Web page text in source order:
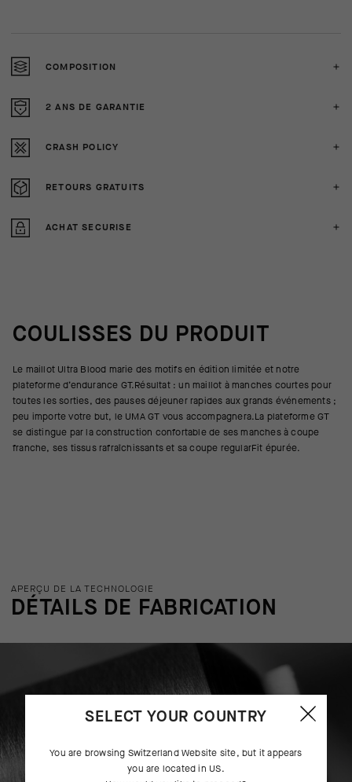
COMPOSITION
2 ANS DE GARANTIE
CRASH POLICY
RETOURS GRATUITS
ACHAT SECURISE
COULISSES DU PRODUIT
Le maillot Ultra Blood marie des motifs en édition limitée et notre
plateforme d’endurance GT.Résultat : un maillot à manches courtes pour
toutes les sorties, des pauses déjeuner rapides aux grands événements ;
peu importe votre but, le UMA GT vous accompagnera.La plateforme GT
se distingue par la construction confortable de ses manches à coupe
franche, ses tissus rafraîchissants et sa coupe regularFit épurée.
APERÇU DE LA TECHNOLOGIE
DÉTAILS DE FABRICATION
SELECT YOUR COUNTRY
You are browsing Switzerland Website site, but it appears
you are located in US.